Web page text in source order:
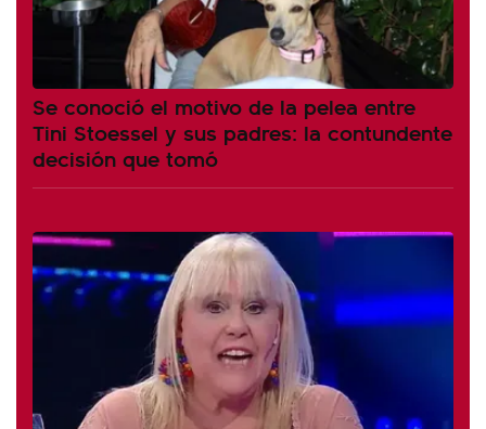
Se conoció el motivo de la pelea entre
Tini Stoessel y sus padres: la contundente
decisión que tomó